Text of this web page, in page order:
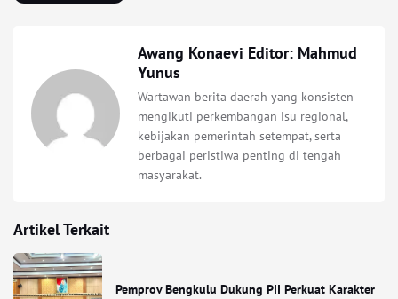
Awang Konaevi Editor: Mahmud
Yunus
Wartawan berita daerah yang konsisten
mengikuti perkembangan isu regional,
kebijakan pemerintah setempat, serta
berbagai peristiwa penting di tengah
masyarakat.
Artikel Terkait
Pemprov Bengkulu Dukung PII Perkuat Karakter